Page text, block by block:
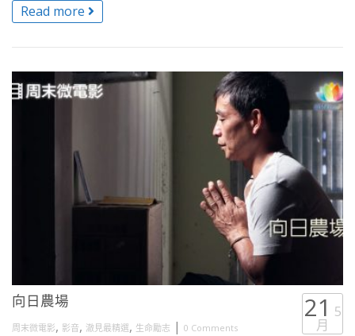
Read more
向日農場
周末微電影, 影音, 澈見最精選, 生命勵志 | 0 Comments
21 5
月